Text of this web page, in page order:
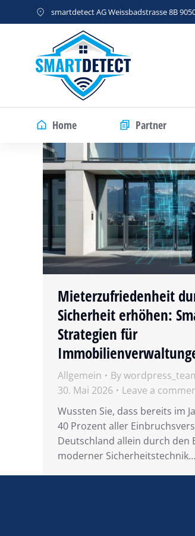
smartdetect AG Weissbadstrasse 8B
Home Partner
Mieterzufriedenheit
Sicherheit erhöhen:
Strategien für
Allgemein By
30. Mai 2026
Leave a
Wussten Sie, dass bereits im
40 Prozent aller
Deutschland allein durch den
moderner Sicherheitstechnik…